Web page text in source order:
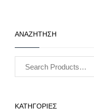
ΑΝΑΖΗΤΗΣΗ
ΚΑΤΗΓΟΡΙΕΣ